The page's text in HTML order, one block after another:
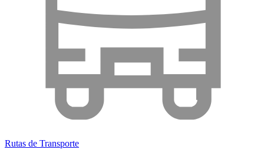
Rutas de Transporte